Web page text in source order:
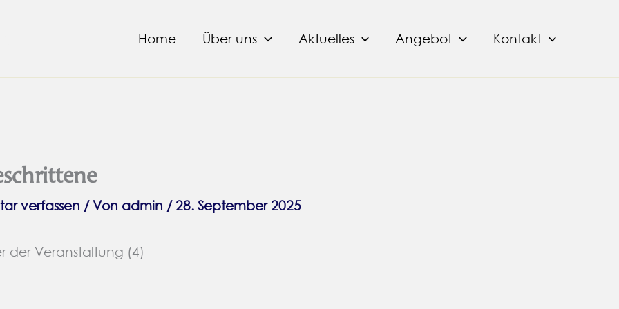
Home Über uns Aktuelles Angebot Kontakt
verfassen / Von admin / 28. September 2025
der Veranstaltung (4)